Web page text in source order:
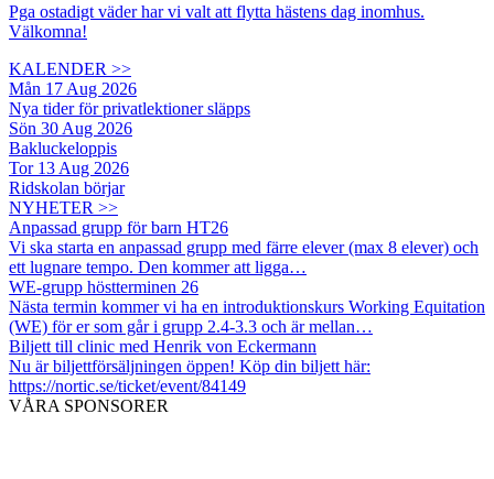
Pga ostadigt väder har vi valt att flytta hästens dag inomhus.
Välkomna!
KALENDER >>
Mån 17 Aug 2026
Nya tider för privatlektioner släpps
Sön 30 Aug 2026
Bakluckeloppis
Tor 13 Aug 2026
Ridskolan börjar
NYHETER >>
Anpassad grupp för barn HT26
Vi ska starta en anpassad grupp med färre elever (max 8 elever) och
ett lugnare tempo. Den kommer att ligga…
WE-grupp höstterminen 26
Nästa termin kommer vi ha en introduktionskurs Working Equitation
(WE) för er som går i grupp 2.4-3.3 och är mellan…
Biljett till clinic med Henrik von Eckermann
Nu är biljettförsäljningen öppen! Köp din biljett här:
https://nortic.se/ticket/event/84149
VÅRA SPONSORER